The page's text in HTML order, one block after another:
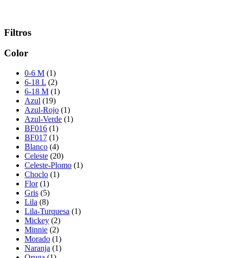
Filtros
Color
0-6 M (1)
6-18 L (2)
6-18 M (1)
Azul (19)
Azul-Rojo (1)
Azul-Verde (1)
BF016 (1)
BF017 (1)
Blanco (4)
Celeste (20)
Celeste-Plomo (1)
Choclo (1)
Flor (1)
Gris (5)
Lila (8)
Lila-Turquesa (1)
Mickey (2)
Minnie (2)
Morado (1)
Naranja (1)